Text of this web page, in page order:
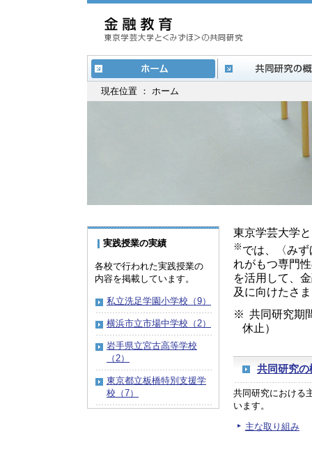
現在位置 ： ホーム
実践授業の実績
各校で行われた実践授業の
内容を掲載しています。
私立洗足学園小学校（9）
横浜市立市場中学校（2）
岩手県立宮古高等学校
（2）
東京都立板橋特別支援学
校（7）
東京学芸大学
※ では、〈み
れがもつ専門
を活用して、
及に向けたさ
※ 共同研究期
休止）
共同研究の
共同研究における
います。
主な取り組み